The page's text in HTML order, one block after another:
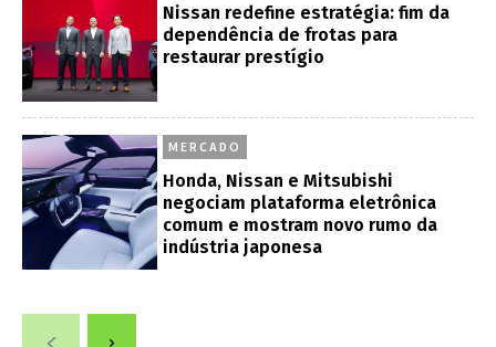
Nissan redefine estratégia: fim da
dependência de frotas para
restaurar prestígio
MERCADO
Honda, Nissan e Mitsubishi
negociam plataforma eletrônica
comum e mostram novo rumo da
indústria japonesa